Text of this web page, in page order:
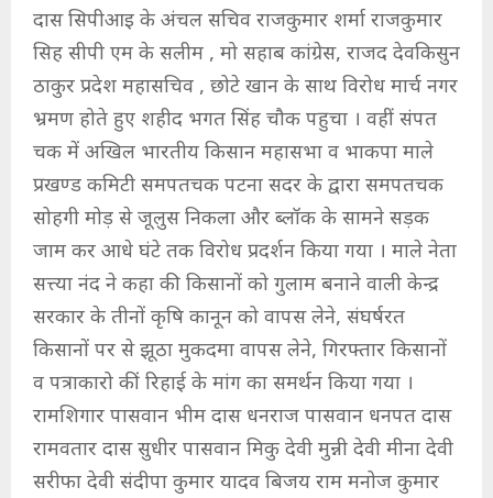
दास सिपीआइ के अंचल सचिव राजकुमार शर्मा राजकुमार
सिह सीपी एम के सलीम , मो सहाब कांग्रेस, राजद देवकिसुन
ठाकुर प्रदेश महासचिव , छोटे खान के साथ विरोध मार्च नगर
भ्रमण होते हुए शहीद भगत सिंह चौक पहुचा । वहीं संपत
चक में अखिल भारतीय किसान महासभा व भाकपा माले
प्रखण्ड कमिटी समपतचक पटना सदर के द्वारा समपतचक
सोहगी मोड़ से जूलुस निकला और ब्लॉक के सामने सड़क
जाम कर आधे घंटे तक विरोध प्रदर्शन किया गया । माले नेता
सत्त्या नंद ने कहा की किसानों को गुलाम बनाने वाली केन्द्र
सरकार के तीनों कृषि कानून को वापस लेने, संघर्षरत
किसानों पर से झूठा मुकदमा वापस लेने, गिरफ्तार किसानों
व पत्राकारो कीं रिहाई के मांग का समर्थन किया गया ।
रामशिगार पासवान भीम दास धनराज पासवान धनपत दास
रामवतार दास सुधीर पासवान मिकु देवी मुन्नी देवी मीना देवी
सरीफा देवी संदीपा कुमार यादव बिजय राम मनोज कुमार